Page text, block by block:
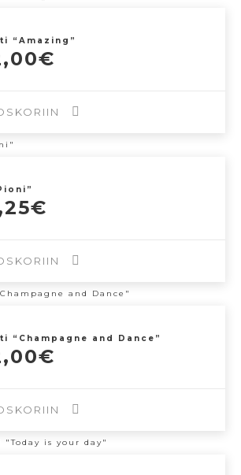
“Amazing”
€
2,00€.
€
1,25€.
“Champagne and Dance”
€
2,00€.